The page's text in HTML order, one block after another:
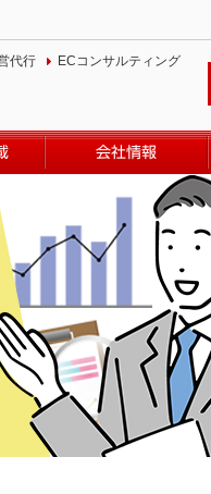
代行 ECコンサルティング
会社情報